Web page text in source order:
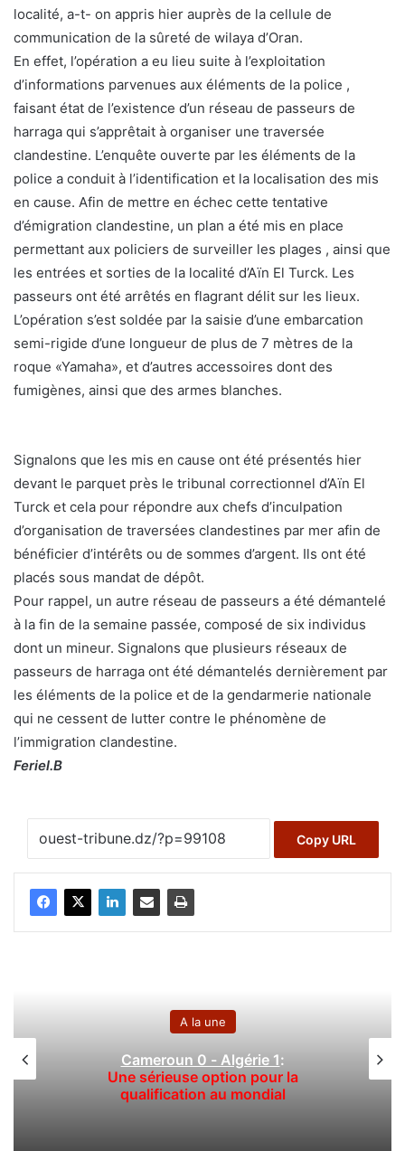
localité, a-t- on appris hier auprès de la cellule de
communication de la sûreté de wilaya d’Oran.
En effet, l’opération a eu lieu suite à l’exploitation
d’informations parvenues aux éléments de la police ,
faisant état de l’existence d’un réseau de passeurs de
harraga qui s’apprêtait à organiser une traversée
clandestine. L’enquête ouverte par les éléments de la
police a conduit à l’identification et la localisation des mis
en cause. Afin de mettre en échec cette tentative
d’émigration clandestine, un plan a été mis en place
permettant aux policiers de surveiller les plages , ainsi que
les entrées et sorties de la localité d’Aïn El Turck. Les
passeurs ont été arrêtés en flagrant délit sur les lieux.
L’opération s’est soldée par la saisie d’une embarcation
semi-rigide d’une longueur de plus de 7 mètres de la
roque «Yamaha», et d’autres accessoires dont des
fumigènes, ainsi que des armes blanches.
Signalons que les mis en cause ont été présentés hier
devant le parquet près le tribunal correctionnel d’Aïn El
Turck et cela pour répondre aux chefs d’inculpation
d’organisation de traversées clandestines par mer afin de
bénéficier d’intérêts ou de sommes d’argent. Ils ont été
placés sous mandat de dépôt.
Pour rappel, un autre réseau de passeurs a été démantelé
à la fin de la semaine passée, composé de six individus
dont un mineur. Signalons que plusieurs réseaux de
passeurs de harraga ont été démantelés dernièrement par
les éléments de la police et de la gendarmerie nationale
qui ne cessent de lutter contre le phénomène de
l’immigration clandestine.
Feriel.B
Copy URL
A la une
Cameroun 0 - Algérie 1:
Une sérieuse option pour la
qualification au mondial